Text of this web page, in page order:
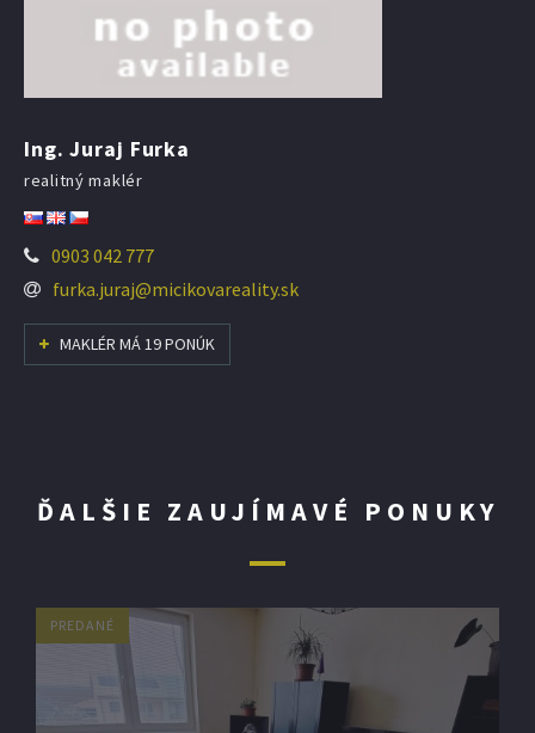
Ing. Juraj Furka
realitný maklér
0903 042 777
furka.juraj@micikovareality.sk
MAKLÉR MÁ 19 PONÚK
ĎALŠIE ZAUJÍMAVÉ PONUKY
PREDANÉ